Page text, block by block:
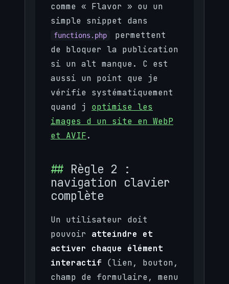
comme « Flavor » ou un
simple snippet dans
functions.php
permettent
de bloquer la publication
si un alt manque. C est
aussi un point que je
vérifie systématiquement
quand j optimise les
images d un site en WebP
et AVIF.
Règle 2 :
navigation clavier
complète
Un utilisateur doit
pouvoir atteindre et
activer chaque élément
interactif (lien, bouton,
champ de formulaire, menu